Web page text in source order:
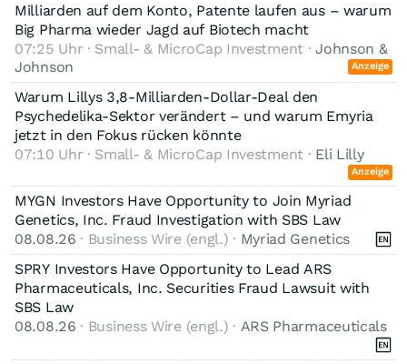
Milliarden auf dem Konto, Patente laufen aus – warum
Big Pharma wieder Jagd auf Biotech macht
07:25 Uhr · Small- & MicroCap Investment ·Johnson &
Johnson
Anzeige
Warum Lillys 3,8-Milliarden-Dollar-Deal den
Psychedelika-Sektor verändert – und warum Emyria
jetzt in den Fokus rücken könnte
07:10 Uhr · Small- & MicroCap Investment · Eli Lilly
Anzeige
MYGN Investors Have Opportunity to Join Myriad
Genetics, Inc. Fraud Investigation with SBS Law
08.08.26 · Business Wire (engl.) · Myriad Genetics
SPRY Investors Have Opportunity to Lead ARS
Pharmaceuticals, Inc. Securities Fraud Lawsuit with
SBS Law
08.08.26 · Business Wire (engl.) · ARS Pharmaceuticals